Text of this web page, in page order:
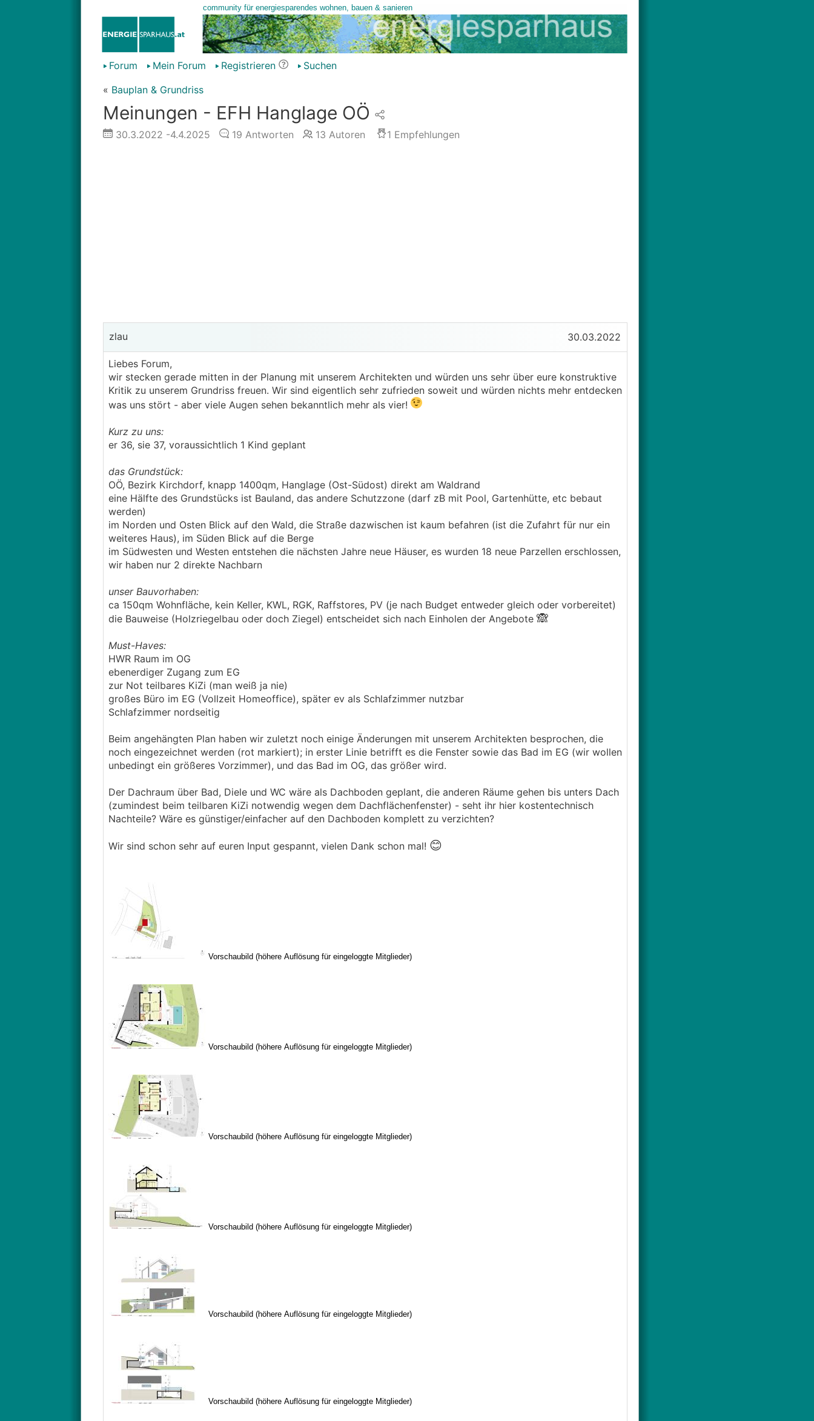
Forum Mein Forum Registrieren
Suchen
« Bauplan & Grundriss
Meinungen - EFH Hanglage OÖ
30.3.2022 -4.4.2025 19 Antworten 13 Autoren 1 Empfehlungen
zlau 30.03.2022
Liebes Forum,
wir stecken gerade mitten in der Planung mit unserem Architekten und würden uns sehr über eure konstruktive
Kritik zu unserem Grundriss freuen. Wir sind eigentlich sehr zufrieden soweit und würden nichts mehr entdecken
was uns stört - aber viele Augen sehen bekanntlich mehr als vier!
Kurz zu uns:
er 36, sie 37, voraussichtlich 1 Kind geplant
das Grundstück:
OÖ, Bezirk Kirchdorf, knapp 1400qm, Hanglage (Ost-Südost) direkt am Waldrand
eine Hälfte des Grundstücks ist Bauland, das andere Schutzzone (darf zB mit Pool, Gartenhütte, etc bebaut
werden)
im Norden und Osten Blick auf den Wald, die Straße dazwischen ist kaum befahren (ist die Zufahrt für nur ein
weiteres Haus), im Süden Blick auf die Berge
im Südwesten und Westen entstehen die nächsten Jahre neue Häuser, es wurden 18 neue Parzellen erschlossen,
wir haben nur 2 direkte Nachbarn
unser Bauvorhaben:
ca 150qm Wohnfläche, kein Keller, KWL, RGK, Raffstores, PV (je nach Budget entweder gleich oder vorbereitet)
die Bauweise (Holzriegelbau oder doch Ziegel) entscheidet sich nach Einholen der Angebote 🙈
Must-Haves:
HWR Raum im OG
ebenerdiger Zugang zum EG
zur Not teilbares KiZi (man weiß ja nie)
großes Büro im EG (Vollzeit Homeoffice), später ev als Schlafzimmer nutzbar
Schlafzimmer nordseitig
Beim angehängten Plan haben wir zuletzt noch einige Änderungen mit unserem Architekten besprochen, die
noch eingezeichnet werden (rot markiert); in erster Linie betrifft es die Fenster sowie das Bad im EG (wir wollen
unbedingt ein größeres Vorzimmer), und das Bad im OG, das größer wird.
Der Dachraum über Bad, Diele und WC wäre als Dachboden geplant, die anderen Räume gehen bis unters Dach
(zumindest beim teilbaren KiZi notwendig wegen dem Dachflächenfenster) - seht ihr hier kostentechnisch
Nachteile? Wäre es günstiger/einfacher auf den Dachboden komplett zu verzichten?
Wir sind schon sehr auf euren Input gespannt, vielen Dank schon mal! 😊